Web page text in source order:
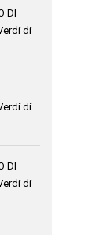
DI
di
di
DI
di